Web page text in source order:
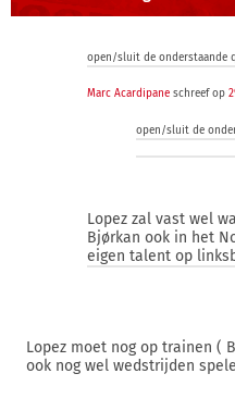
open/sluit de onderstaande
Marc Acardipane schreef op
open/sluit de
Lopez zal vast wel
Bjørkan ook in het
eigen talent op
Lopez moet nog op trainen (
ook nog wel wedstrijden